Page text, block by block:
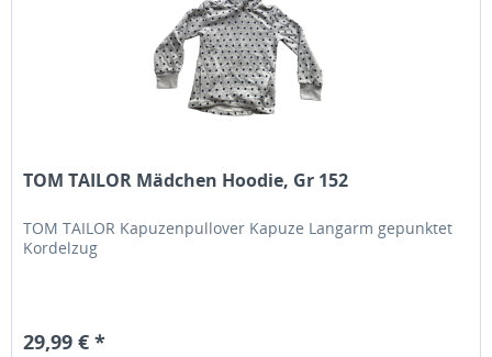
TOM TAILOR Mädchen Hoodie, Gr 152
TOM TAILOR Kapuzenpullover Kapuze Langarm gepunktet
Kordelzug
29,99 € *